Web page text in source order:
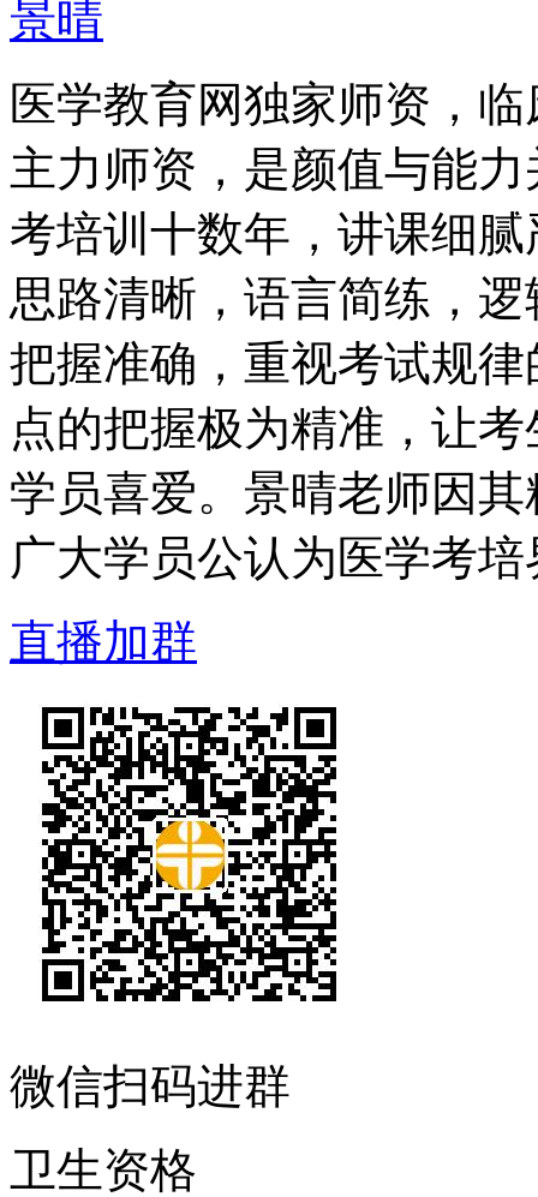
景晴
医学教育网独家师资，
主力师资，是颜值与能
考培训十数年，讲课细
思路清晰，语言简练，
把握准确，重视考试规
点的把握极为精准，让
学员喜爱。景晴老师因
广大学员公认为医学考培
直播加群
微信扫码进群
卫生资格